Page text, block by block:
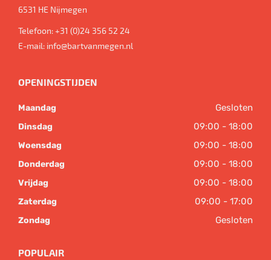
6531 HE Nijmegen
Telefoon:+31 (0)24 356 52 24
E-mail: info@bartvanmegen.nl
OPENINGSTIJDEN
Maandag Gesloten
Dinsdag 09:00 - 18:00
Woensdag 09:00 - 18:00
Donderdag 09:00 - 18:00
Vrijdag 09:00 - 18:00
Zaterdag 09:00 - 17:00
Zondag Gesloten
POPULAIR